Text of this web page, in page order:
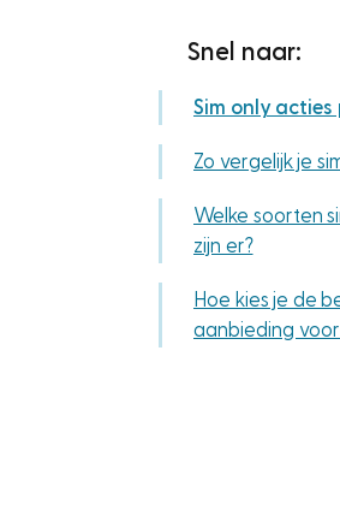
Snel naar:
Sim only acties
Zo vergelijk je
Welke soorten
zijn er?
Hoe kies je de
aanbieding voor